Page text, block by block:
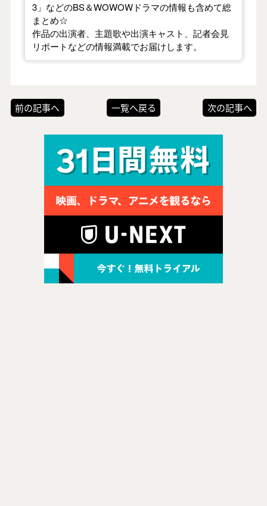
3」などのBS＆WOWOWドラマの情報も含めて総
まとめ☆
作品の出演者、主題歌や出演キャスト、記者会見
リポートなどの情報満載でお届けします。
前の記事へ 一覧へ戻る 次の記事へ